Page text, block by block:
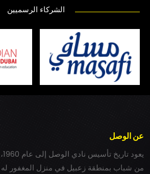
الشركاء الرسميين
عن الوصل
من شباب بمنطقة زعبيل في منزل المغفور له